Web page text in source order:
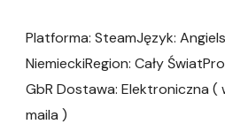
Platforma: SteamJęzyk:
NiemieckiRegion: Cały
GbR Dostawa: Elektroniczna (
maila )